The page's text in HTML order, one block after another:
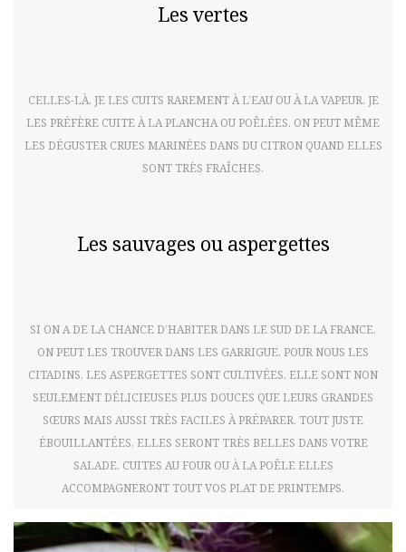
Les vertes
CELLES-LÀ, JE LES CUITS RAREMENT À L’EAU OU À LA VAPEUR. JE
LES PRÉFÈRE CUITE À LA PLANCHA OU POÊLÉES. ON PEUT MÊME
LES DÉGUSTER CRUES MARINÉES DANS DU CITRON QUAND ELLES
SONT TRÈS FRAÎCHES.
Les sauvages ou aspergettes
SI ON A DE LA CHANCE D’HABITER DANS LE SUD DE LA FRANCE,
ON PEUT LES TROUVER DANS LES GARRIGUE. POUR NOUS LES
CITADINS, LES ASPERGETTES SONT CULTIVÉES. ELLE SONT NON
SEULEMENT DÉLICIEUSES PLUS DOUCES QUE LEURS GRANDES
SŒURS MAIS AUSSI TRÈS FACILES À PRÉPARER. TOUT JUSTE
ÉBOUILLANTÉES, ELLES SERONT TRÈS BELLES DANS VOTRE
SALADE. CUITES AU FOUR OU À LA POÊLE ELLES
ACCOMPAGNERONT TOUT VOS PLAT DE PRINTEMPS.